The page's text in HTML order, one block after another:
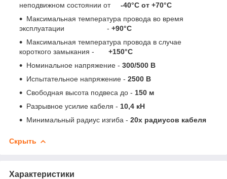
неподвижном состоянии от -40°С от +70°С
Максимальная температура провода во время
эксплуатации - +90°С
Максимальная температура провода в случае
короткого замыкания - +150°С
Номинальное напряжение - 300/500 В
Испытательное напряжение - 2500 В
Свободная высота подвеса до - 150 м
Разрывное усилие кабеля - 10,4 кН
Минимальный радиус изгиба - 20х радиусов кабеля
Скрыть
Характеристики